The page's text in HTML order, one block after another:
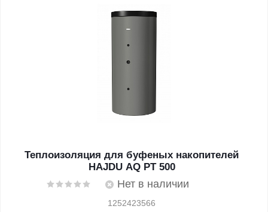
Теплоизоляция для буфеных накопителей
HAJDU AQ PT 500
Нет в наличии
1252423566